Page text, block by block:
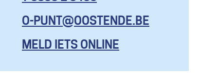
KOM HIER
MET AL JE
VRAGEN, EN
ZELFS OM
O-PUNT@OOSTENDE.BE
MELD IETS ONLINE